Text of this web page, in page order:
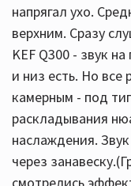
напрягал ухо.
верхним. Сразу
KEF Q300 - звук
и низ есть. Но все
камерным - под
раскладывания
наслаждения.
через
смотрелись